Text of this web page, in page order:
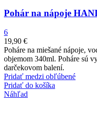
Pohár na nápoje
6
19,90 €
Poháre na miešané nápoje,
objemom 340ml. Poháre sú
darčekovom balení.
Pridať medzi obľúbené
Pridať do košíka
Náhľad